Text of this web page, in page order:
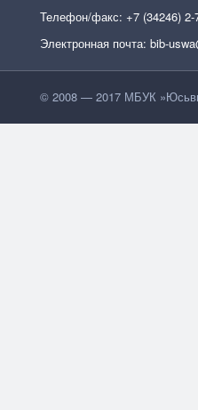
Телефон/факс: +7 (34246) 2-
Электронная почта: bib-
© 2008 — 2017 МБУК